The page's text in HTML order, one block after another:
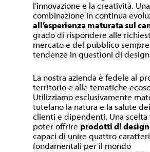
l’innovazione e la creatività. Una
combinazione in continua
all’esperienza maturata sul
grado di rispondere alle
mercato e del pubblico
tendenze in questioni di
La nostra azienda è fedele al
territorio e alle tematiche
Utilizziamo esclusivamente
tutelano la natura e la salute
clienti e dipendenti. Una
poter offrire prodotti di
capaci di unire quattro
fondamentali per il mondo